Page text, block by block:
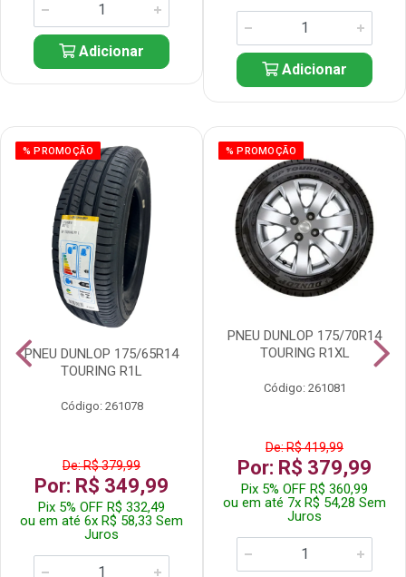
Adicionar
Adicionar
% PROMOÇÃO
PNEU DUNLOP 175/65R14
TOURING R1L
Código: 261078
De: R$ 379,99
Por: R$ 349,99
Pix 5% OFF R$ 332,49
ou em até 6x R$ 58,33 Sem
Juros
% PROMOÇÃO
PNEU DUNLOP 175/70R14
TOURING R1XL
Código: 261081
De: R$ 419,99
Por: R$ 379,99
Pix 5% OFF R$ 360,99
ou em até 7x R$ 54,28 Sem
Juros